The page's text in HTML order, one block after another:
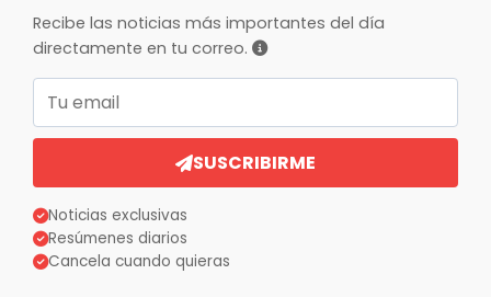
Recibe las noticias más importantes del día
directamente en tu correo.
Correo electrónico
SUSCRIBIRME
Noticias exclusivas
Resúmenes diarios
Cancela cuando quieras